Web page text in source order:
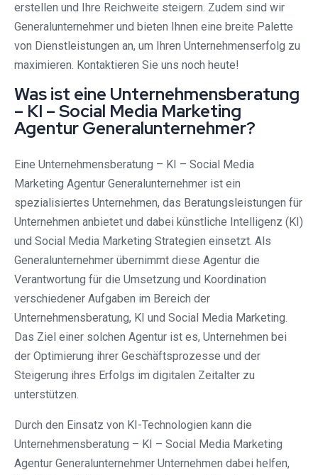
erstellen und Ihre Reichweite steigern. Zudem sind wir
Generalunternehmer und bieten Ihnen eine breite Palette
von Dienstleistungen an, um Ihren Unternehmenserfolg zu
maximieren. Kontaktieren Sie uns noch heute!
Was ist eine Unternehmensberatung
– KI – Social Media Marketing
Agentur Generalunternehmer?
Eine Unternehmensberatung – KI – Social Media
Marketing Agentur Generalunternehmer ist ein
spezialisiertes Unternehmen, das Beratungsleistungen für
Unternehmen anbietet und dabei künstliche Intelligenz (KI)
und Social Media Marketing Strategien einsetzt. Als
Generalunternehmer übernimmt diese Agentur die
Verantwortung für die Umsetzung und Koordination
verschiedener Aufgaben im Bereich der
Unternehmensberatung, KI und Social Media Marketing.
Das Ziel einer solchen Agentur ist es, Unternehmen bei
der Optimierung ihrer Geschäftsprozesse und der
Steigerung ihres Erfolgs im digitalen Zeitalter zu
unterstützen.
Durch den Einsatz von KI-Technologien kann die
Unternehmensberatung – KI – Social Media Marketing
Agentur Generalunternehmer Unternehmen dabei helfen,